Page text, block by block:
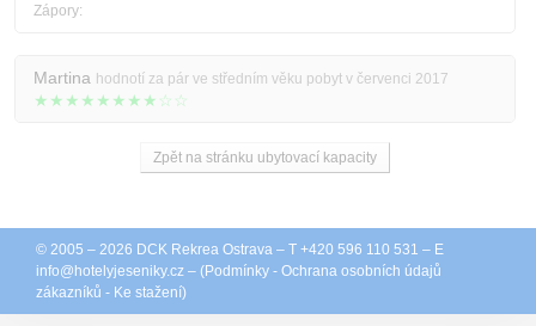
Zápory:
Martina hodnotí za pár ve středním věku pobyt v červenci 2017
★★★★★★★★☆☆
Zpět na stránku ubytovací kapacity
© 2005 – 2026 DCK Rekrea Ostrava – T +420 596 110 531 – E
info@ hotelyjeseniky.cz – (Podmínky - Ochrana osobních údajů
zákazníků - Ke stažení)